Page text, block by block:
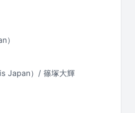
）
Japan）/ 篠塚大輝